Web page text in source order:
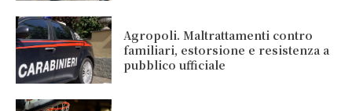
Agropoli. Maltrattamenti contro
familiari, estorsione e resistenza a
pubblico ufficiale